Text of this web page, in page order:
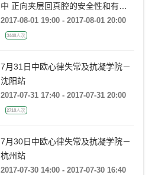
中 正向夹层回真腔的安全性和有效
性
2017-08-01 19:00 - 2017-08-01 20:00
3448人次
7月31日中欧心律失常及抗凝学院－
沈阳站
2017-07-31 17:40 - 2017-07-31 20:00
2718人次
7月30日中欧心律失常及抗凝学院－
杭州站
2017-07-30 14:00 - 2017-07-30 16:40